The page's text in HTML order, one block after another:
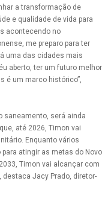
a transformação de
e qualidade de vida para
acontecendo no
me preparo para ter
uma das cidades mais
aberto, ter um futuro melhor
é um marco histórico”,
saneamento, será ainda
até 2026, Timon vai
Enquanto vários
atingir as metas do Novo
Timon vai alcançar com
destaca Jacy Prado, diretor-